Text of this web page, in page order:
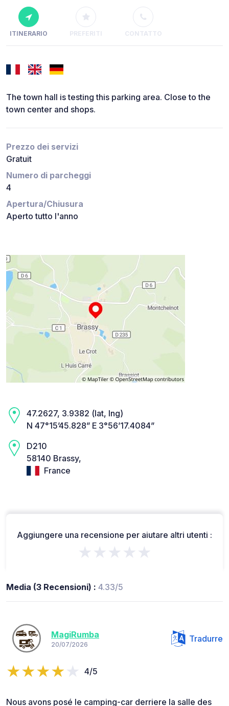
ITINERARIO PREFERITI CONTATTO
The town hall is testing this parking area. Close to the
town center and shops.
Prezzo dei servizi
Gratuit
Numero di parcheggi
4
Apertura/Chiusura
Aperto tutto l'anno
47.2627, 3.9382 (lat, lng)
N 47°15’45.828” E 3°56’17.4084”
D210
58140 Brassy,
France
Aggiungere una recensione per aiutare altri utenti :
★★★★★
Media (3 Recensioni) : 4.33/5
MagiRumba
20/07/2026
Tradurre
4/5
Nous avons posé le camping-car derriere la salle des